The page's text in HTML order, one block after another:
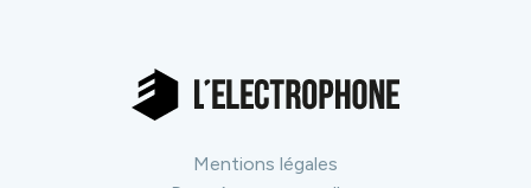
Mentions légales